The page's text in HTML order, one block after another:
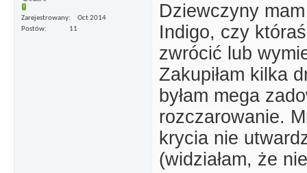
Zarejestrowany
Oct 2014
Postów
11
Dziewczyny
Indigo, czy
zwrócić lub
Zakupiłam kilka
byłam mega
rozczarowanie.
krycia nie
(widziałam, że